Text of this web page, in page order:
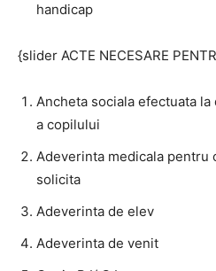
handicap
{slider ACTE NECESARE
Ancheta sociala efectuata
a copilului
Adeverinta medicala pentru
solicita
Adeverinta de elev
Adeverinta de venit